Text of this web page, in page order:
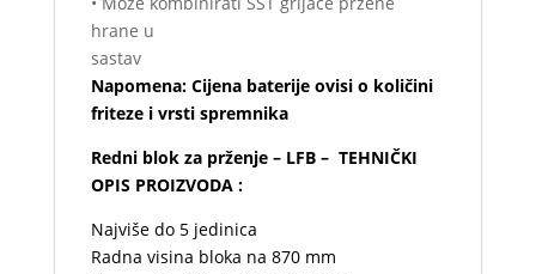
hrane u
sastav
Napomena: Cijena baterije ovisi o količini
friteze i vrsti spremnika
Redni blok za prženje – LFB – TEHNIČKI
OPIS PROIZVODA :
Najviše do 5 jedinica
Radna visina bloka na 870 mm